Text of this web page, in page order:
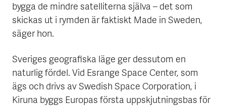
bygga de mindre satelliterna själva – det som
skickas ut i rymden är faktiskt Made in Sweden,
säger hon.
Sveriges geografiska läge ger dessutom en
naturlig fördel. Vid Esrange Space Center, som
ägs och drivs av Swedish Space Corporation, i
Kiruna byggs Europas första uppskjutningsbas för